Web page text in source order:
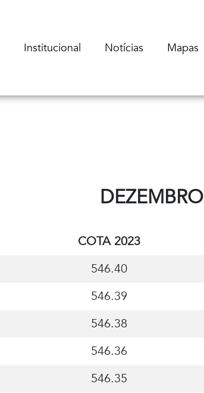
Institucional Notícias Mapas
DEZEMBRO
COTA 2023
546.40
546.39
546.38
546.36
546.35